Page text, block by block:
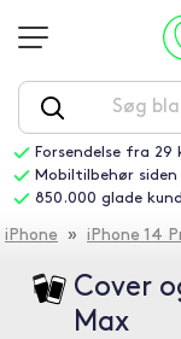
Forsendelse fra 29
Mobiltilbehør siden
850.000 glade
iPhone » iPhone 14
Cover
Max